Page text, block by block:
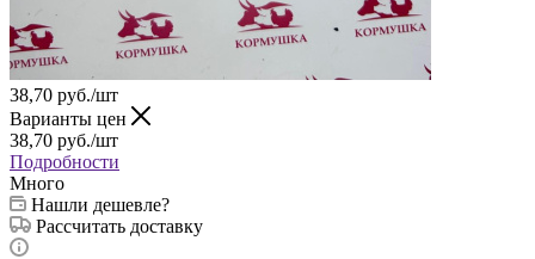
38,70 руб./шт
Варианты цен
38,70 руб./шт
Подробности
Много
Нашли дешевле?
Рассчитать доставку